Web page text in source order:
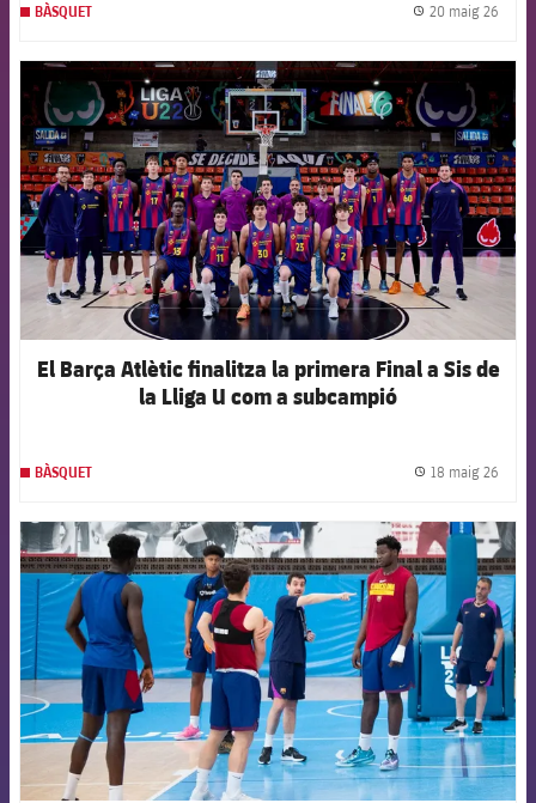
BÀSQUET 20 maig 26
FCB Barcelona badge
El Barça Atlètic finalitza la primera Final a Sis de
la Lliga U com a subcampió
BÀSQUET 18 maig 26
FCB Barcelona badge